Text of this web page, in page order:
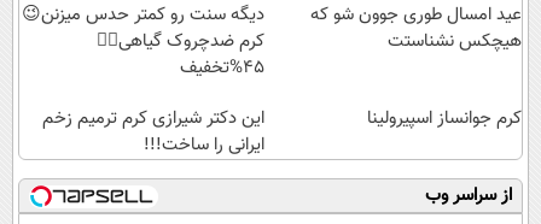
عید امسال طوری جوون شو که
هیچکس نشناستت
دیگه سنت رو کمتر حدس میزنن😉
کرم ضدچروک گیاهی👈🏻
45%تخفیف
کرم جوانساز اسپیرولینا
این دکتر شیرازی کرم ترمیم زخم
ایرانی را ساخت!!!
از سراسر وب